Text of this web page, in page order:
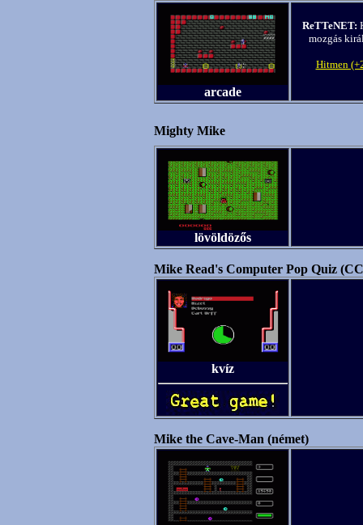
arcade
ReTTeNET:
mozgás
Hitmen
Mighty Mike
lövöldözős
Mike Read's Computer Pop Quiz
kvíz
Mike the Cave-Man (német)